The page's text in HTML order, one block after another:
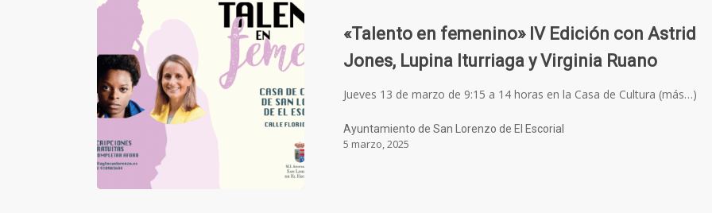
«Talento en femenino» IV Edición con Astrid
Jones, Lupina Iturriaga y Virginia Ruano
Jueves 13 de marzo de 9:15 a 14 horas en la Casa de Cultura (más…)
Ayuntamiento de San Lorenzo de El Escorial
5 marzo, 2025